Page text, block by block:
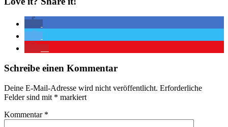
Schreibe einen Kommentar
Deine E-Mail-Adresse wird nicht veröffentlicht. Erforderliche
Felder sind mit * markiert
Kommentar *